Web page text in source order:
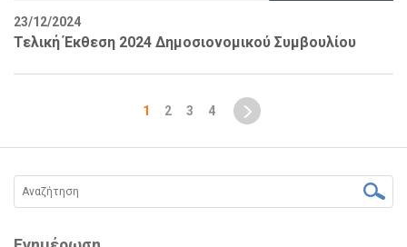
23/12/2024
Τελική Έκθεση 2024 Δημοσιονομικού Συμβουλίου
1 2 3 4